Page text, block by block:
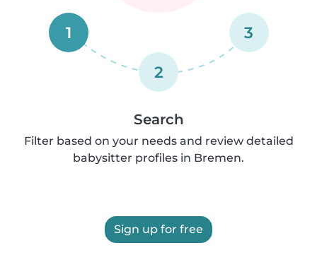
1
2
3
Search
Filter based on your needs and review detailed
babysitter profiles in Bremen.
Sign up for free